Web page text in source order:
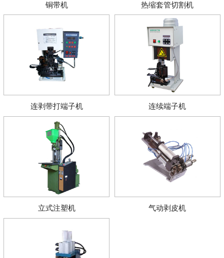
铜带机 热缩套管切割机
连剥带打端子机 连续端子机
立式注塑机 气动剥皮机